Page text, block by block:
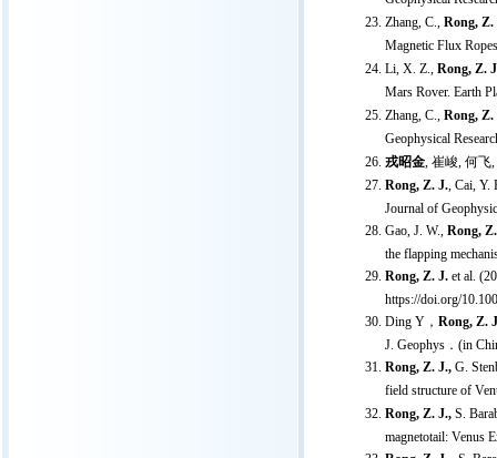
Zhang, C., Rong, Z.
Magnetic Flux
Li, X. Z., Rong, Z.
Mars Rover. Earth
Zhang, C., Rong, Z.
Geophysical
戎昭金, 崔峻, 何飞
Rong, Z. J., Cai, Y.
Journal of
Gao, J. W., Rong,
the flapping
Rong, Z. J. et al.
https://doi.org/
Ding Y， Rong, Z.
J. Geophys．(in
Rong, Z. J., G.
field structure of
Rong, Z. J., S.
magnetotail: Venus